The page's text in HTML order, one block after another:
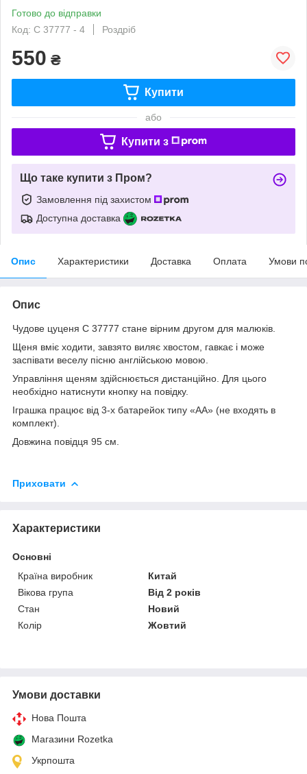
Готово до відправки
Код: С 37777 - 4
Роздріб
550 ₴
Купити
або
Купити з
Що таке купити з Пром?
Замовлення під захистом
Доступна доставка
Опис Характеристики Доставка Оплата Умови
Опис
Чудове цуценя С 37777 стане вірним другом для малюків.
Щеня вміє ходити, завзято виляє хвостом, гавкає і може
заспівати веселу пісню англійською мовою.
Управління щеням здійснюється дистанційно. Для цього
необхідно натиснути кнопку на повідку.
Іграшка працює від 3-х батарейок типу «АА» (не входять в
комплект).
Довжина повідця 95 см.
Приховати
Характеристики
Основні
Країна виробник
Китай
Вікова група
Від 2 років
Стан
Новий
Колір
Жовтий
Умови доставки
Нова Пошта
Магазини Rozetka
Укрпошта